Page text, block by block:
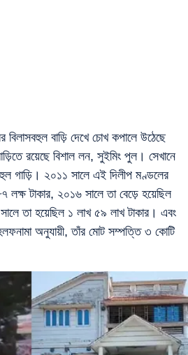
বিলাসবহুল বাড়ি দেখে চোখ কপালে উঠেছে
রয়েছে বিশাল লন, সুইমিং পুল। সেখানে
গাড়ি। ২০১১ সালে এই দিলীপ মণ্ডলের
লক্ষ টাকার, ২০১৬ সালে তা বেড়ে হয়েছিল
তা হয়েছিল ১ লাখ ৫৯ লাখ টাকার। এবং
অনুযায়ী, তাঁর মোট সম্পত্তি ৩ কোটি